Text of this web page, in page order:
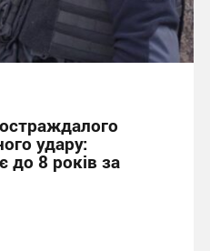
удару:
до 8 років за